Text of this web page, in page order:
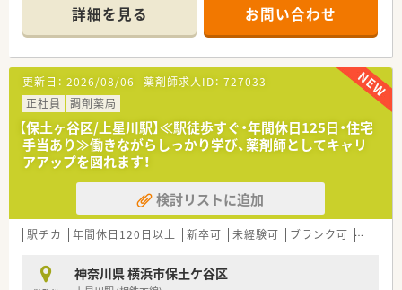
≪こんな法人です≫
■鎌倉市を中心に、県内で12店舗程展開している調剤薬局です。
■調剤薬局のみならず、居宅介護支援事業所や訪問看護リハビリ
テーションも運営しております。
■グループ内で協業しながらワンストップで高齢化が進む地域
ニーズに対応しています。
■在宅に注力しますが、もちろん外来処方箋対応もしっかりと対
応しています。
■外来処方箋対応がベースにあり、その先に在宅業務があるとい
うお考えです。
■薬剤師の平均年齢は42歳、定着率も高い企業です。
■新卒薬剤師も毎年入社されており、若手社員の育成にも力を入
■近年は在宅に関わりたいというお気持ちがある方が中心に新
卒入社されています。
■有休も取得しやすい環境で、メリハリ勤務が叶います。
詳細を見る お問い合わせ
更新日： 2026/08/06 薬剤師求人ID： 727033
正社員
調剤薬局
【保土ヶ谷区/上星川駅】≪駅徒歩すぐ・年間休日125日・住宅
手当あり≫働きながらしっかり学び、薬剤師としてキャリ
アアップを図れます！
検討リストに追加
駅チカ 年間休日120日以上 新卒可 未経験可 ブランク可 転勤な
神奈川県 横浜市保土ケ谷区